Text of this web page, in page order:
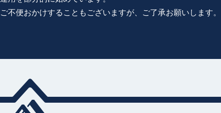
ご不便おかけすることもございますが、ご了承お願いします。